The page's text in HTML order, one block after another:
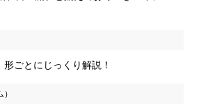
形ごとにじっくり解説！